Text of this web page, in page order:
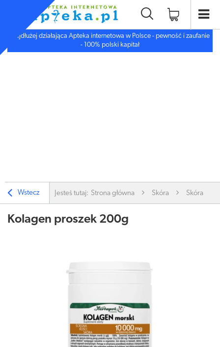
Najdłużej działająca Apteka internetowa w Polsce - pewność i zaufanie
- 100% polski kapitał
Wstecz Jesteś tutaj: Strona główna Skóra Skóra
Kolagen proszek 200g